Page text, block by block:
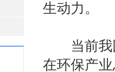
生动力。
当前我国
在环保产